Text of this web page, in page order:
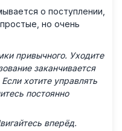
о поступлении,
но очень
привычного. Уходите
заканчивается
хотите управлять
постоянно
вперёд.